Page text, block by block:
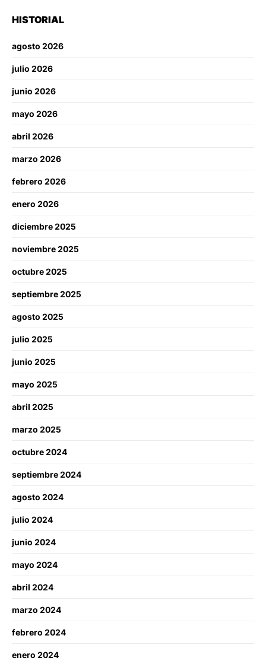
HISTORIAL
agosto 2026
julio 2026
junio 2026
mayo 2026
abril 2026
marzo 2026
febrero 2026
enero 2026
diciembre 2025
noviembre 2025
octubre 2025
septiembre 2025
agosto 2025
julio 2025
junio 2025
mayo 2025
abril 2025
marzo 2025
octubre 2024
septiembre 2024
agosto 2024
julio 2024
junio 2024
mayo 2024
abril 2024
marzo 2024
febrero 2024
enero 2024